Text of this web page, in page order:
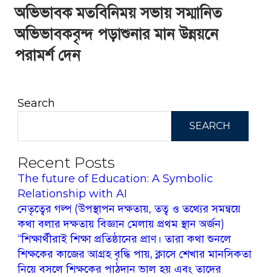
অভিভাবক মতবিনিময় সভায় সম্মানিত
অভিভাবকবৃন্দ পড়াশুনার মান উন্নয়নে
পরামর্শ দেন
Search
SEARCH
Recent Posts
The future of Education: A Symbolic
Relationship with AI
নেতৃত্বের গল্প (উপস্থাপন দক্ষতায়, তত্ব ও তথ্যের সমন্বয়ে
কথা বলার দক্ষতায় বিজ্ঞান মেলায় প্রথম স্থান অর্জন)
‘‘শিক্ষার্থীরাই শিক্ষা প্রতিষ্ঠানের প্রাণ। তারা কথা শুনলে
শিক্ষকের কাজের আগ্রহ বৃদ্ধি পায়, ক্লাসে শেখার মানসিকতা
নিয়ে বসলে শিক্ষকের পাঠদান ভাল হয় এবং তাদের